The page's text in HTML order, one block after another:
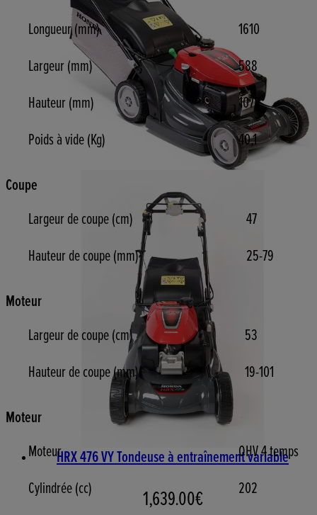
Longueur (mm)
1610
Largeur (mm)
588
Hauteur (mm)
1073
Poids à vide (Kg)
40,1
Coupe
Largeur de coupe (cm)
47
Hauteur de coupe (mm)
25-79
Moteur
Largeur de coupe (cm)
53
Hauteur de coupe (mm)
19-101
Moteur
Moteur
OHV 4 temps
Cylindrée (cc)
202
HRX 476 VY Tondeuse à entraînement variable
1,639.00€